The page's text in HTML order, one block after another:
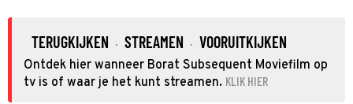
TERUGKIJKEN · STREAMEN · VOORUITKIJKEN
Ontdek hier wanneer Borat Subsequent Moviefilm op
tv is of waar je het kunt streamen. KLIK HIER